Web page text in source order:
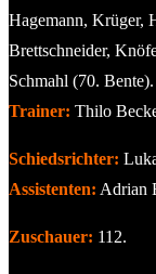
Hagemann, Krüger,
Brettschneider,
Schmahl (70. Bente).
Trainer: Thilo
Schiedsrichter:
Assistenten: Adrian
Zuschauer: 112.